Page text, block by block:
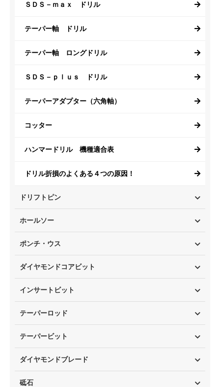
ＳＤＳ－ｍａｘ ドリル
テーパー軸 ドリル
テーパー軸 ロングドリル
ＳＤＳ－ｐｌｕｓ ドリル
テーパーアダプター（六角軸）
コッター
ハンマードリル 機種適合表
ドリル折損のよくある４つの原因！
ドリフトピン
ホールソー
ポンチ・ウス
ダイヤモンドコアビット
インサートビット
テーパーロッド
テーパービット
ダイヤモンドブレード
砥石